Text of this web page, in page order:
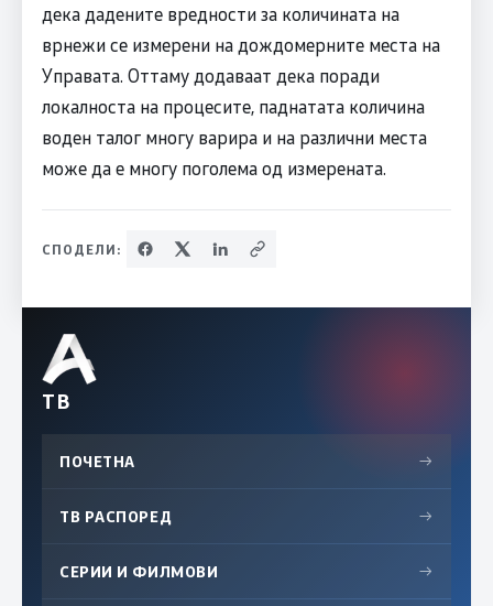
дека дадените вредности за количината на
врнежи се измерени на дождомерните места на
Управата. Оттаму додаваат дека поради
локалноста на процесите, паднатата количина
воден талог многу варира и на различни места
може да е многу поголема од измерената.
СПОДЕЛИ:
ТВ
ПОЧЕТНА →
ТВ РАСПОРЕД →
СЕРИИ И ФИЛМОВИ →